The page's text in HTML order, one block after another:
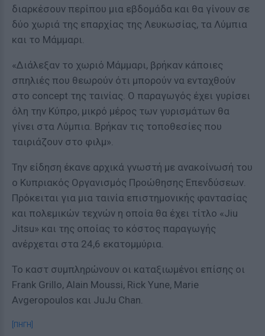
διαρκέσουν περίπου μια εβδομάδα και θα γίνουν σε
δύο χωριά της επαρχίας της Λευκωσίας, τα Λύμπια
και το Μάμμαρι.
«Διάλεξαν το χωριό Μάμμαρι, βρήκαν κάποιες
σπηλιές που θεωρούν ότι μπορούν να ενταχθούν
στο concept της ταινίας. Ο παραγωγός έχει γυρίσει
όλη την Κύπρο, μικρό μέρος των γυρισμάτων θα
γίνει στα Λύμπια. Βρήκαν τις τοποθεσίες που
ταιριάζουν στο φιλμ».
Την είδηση έκανε αρχικά γνωστή με ανακοίνωσή του
ο Κυπριακός Οργανισμός Προώθησης Επενδύσεων.
Πρόκειται για μια ταινία επιστημονικής φαντασίας
και πολεμικών τεχνών η οποία θα έχει τίτλο «Jiu
Jitsu» και της οποίας το κόστος παραγωγής
ανέρχεται στα 24,6 εκατομμύρια.
Το καστ συμπληρώνουν οι καταξιωμένοι επίσης οι
Frank Grillo, Alain Moussi, Rick Yune, Marie
Avgeropoulos και JuJu Chan.
[ΠΗΓΗ]